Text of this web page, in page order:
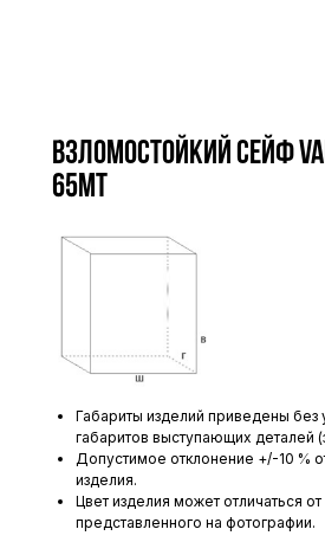
Взломостойкий сейф
65МТ
Габариты изделий приведены без
габаритов выступающих деталей
Допустимое отклонение +/-10 %
изделия.
Цвет изделия может отличаться от
представленного на фотографии.